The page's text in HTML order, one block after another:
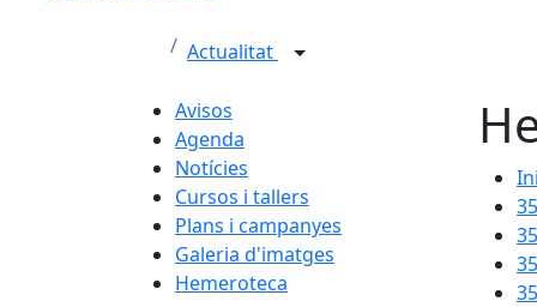
Actualitat
Avisos
Agenda
Notícies
Cursos i tallers
Plans i campanyes
Galeria d'imatges
Hemeroteca